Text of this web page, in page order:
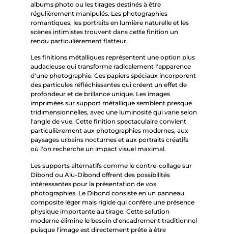
albums photo ou les tirages destinés à être
régulièrement manipulés. Les photographies
romantiques, les portraits en lumière naturelle et les
scènes intimistes trouvent dans cette finition un
rendu particulièrement flatteur.
Les finitions métalliques représentent une option plus
audacieuse qui transforme radicalement l'apparence
d'une photographie. Ces papiers spéciaux incorporent
des particules réfléchissantes qui créent un effet de
profondeur et de brillance unique. Les images
imprimées sur support métallique semblent presque
tridimensionnelles, avec une luminosité qui varie selon
l'angle de vue. Cette finition spectaculaire convient
particulièrement aux photographies modernes, aux
paysages urbains nocturnes et aux portraits créatifs
où l'on recherche un impact visuel maximal.
Les supports alternatifs comme le contre-collage sur
Dibond ou Alu-Dibond offrent des possibilités
intéressantes pour la présentation de vos
photographies. Le Dibond consiste en un panneau
composite léger mais rigide qui confère une présence
physique importante au tirage. Cette solution
moderne élimine le besoin d'encadrement traditionnel
puisque l'image est directement prête à être